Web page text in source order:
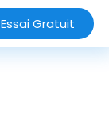
Essai Gratuit